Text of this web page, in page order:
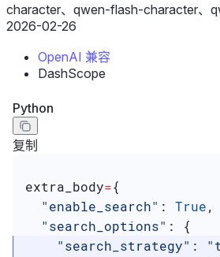
character、qwen-flash-character、
2026-02-26
OpenAI 兼容
DashScope
Python
复制
extra_body={
  "enable_search"
: True,
  "search_options"
: {
    "search_strategy"
: